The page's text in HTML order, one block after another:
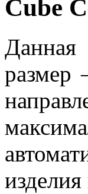
Cube
Данная
размер